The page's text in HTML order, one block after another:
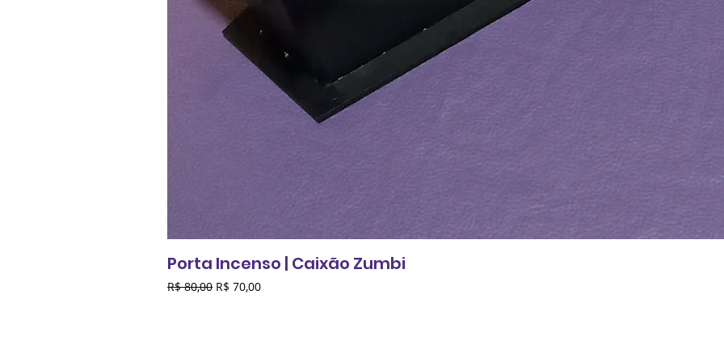
Porta Incenso | Caixão Zumbi
Preço normal
R$ 80,00 Preço promocional
R$ 70,00